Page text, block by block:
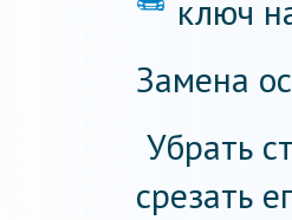
ключ
Замена
Убрать
срезать